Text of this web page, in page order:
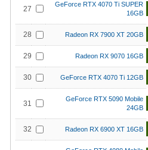
27
GeForce RTX 4070 Ti SUPER
16GB
28 Radeon RX 7900 XT 20GB
29 Radeon RX 9070 16GB
30 GeForce RTX 4070 Ti 12GB
31
GeForce RTX 5090 Mobile
24GB
32 Radeon RX 6900 XT 16GB